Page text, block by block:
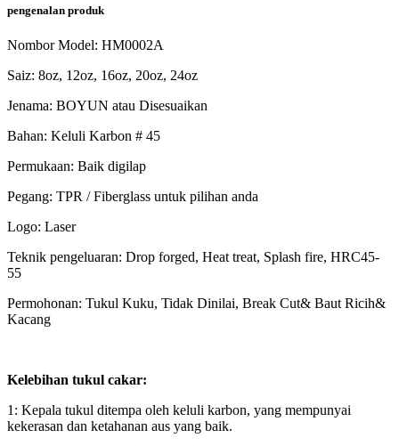
pengenalan produk
Nombor Model: HM0002A
Saiz: 8oz, 12oz, 16oz, 20oz, 24oz
Jenama: BOYUN atau Disesuaikan
Bahan: Keluli Karbon # 45
Permukaan: Baik digilap
Pegang: TPR / Fiberglass untuk pilihan anda
Logo: Laser
Teknik pengeluaran: Drop forged, Heat treat, Splash fire, HRC45-
55
Permohonan: Tukul Kuku, Tidak Dinilai, Break Cut& Baut Ricih&
Kacang
Kelebihan tukul cakar:
1: Kepala tukul ditempa oleh keluli karbon, yang mempunyai
kekerasan dan ketahanan aus yang baik.